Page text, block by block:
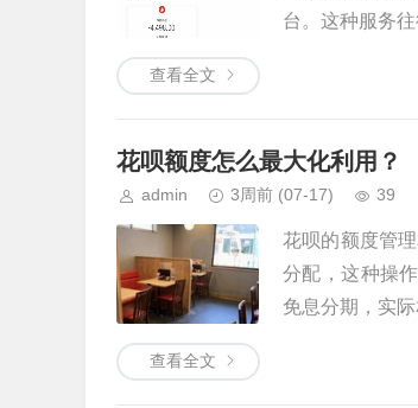
台。这种服务
查看全文
花呗额度怎么最大化利用？
admin 3周前 (07-17) 39
花呗的额度管
分配，这种操
免息分期，实
查看全文